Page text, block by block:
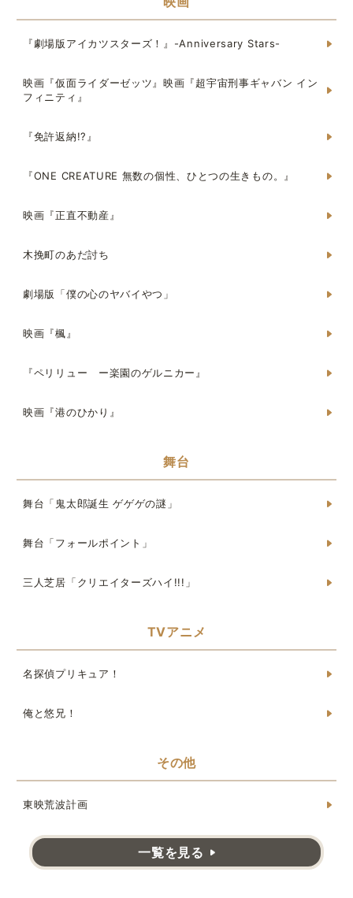
『劇場版アイカツスターズ！』-Anniversary Stars-
映画『仮面ライダーゼッツ』映画『超宇宙刑事ギャバン イン
フィニティ』
『免許返納!?』
『ONE CREATURE 無数の個性、ひとつの生きもの。』
映画『正直不動産』
木挽町のあだ討ち
劇場版「僕の心のヤバイやつ」
映画『楓』
『ペリリュー ー楽園のゲルニカー』
映画『港のひかり』
舞台
舞台「鬼太郎誕生 ゲゲゲの謎」
舞台「フォールポイント」
三人芝居「クリエイターズハイ!!!」
TVアニメ
名探偵プリキュア！
俺と悠兄！
その他
東映荒波計画
一覧を見る